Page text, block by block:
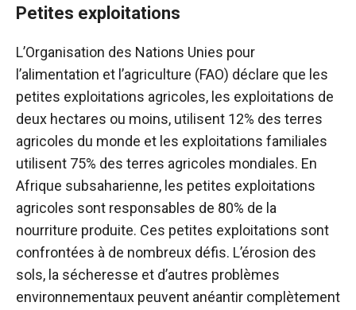
Petites exploitations
L’Organisation des Nations Unies pour
l’alimentation et l’agriculture (FAO) déclare que les
petites exploitations agricoles, les exploitations de
deux hectares ou moins, utilisent 12% des terres
agricoles du monde et les exploitations familiales
utilisent 75% des terres agricoles mondiales. En
Afrique subsaharienne, les petites exploitations
agricoles sont responsables de 80% de la
nourriture produite. Ces petites exploitations sont
confrontées à de nombreux défis. L’érosion des
sols, la sécheresse et d’autres problèmes
environnementaux peuvent anéantir complètement